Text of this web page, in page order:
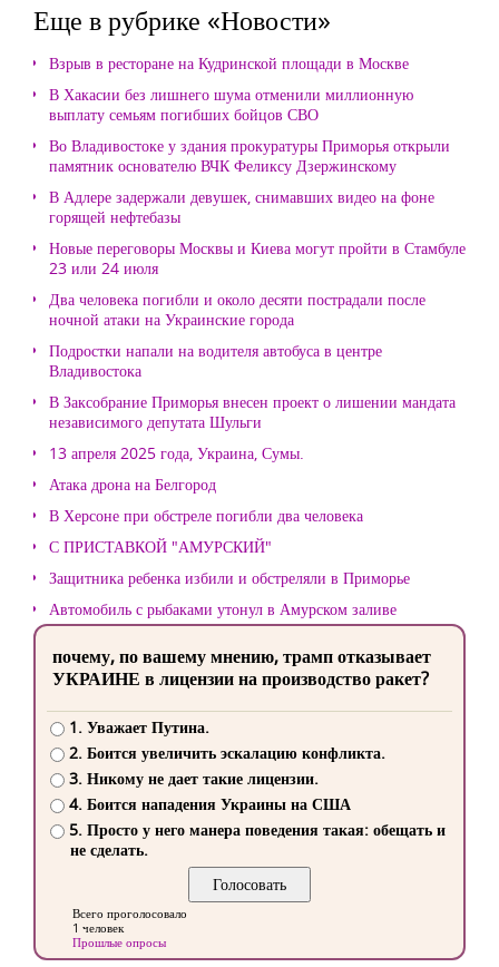
Еще в рубрике «Новости»
Взрыв в ресторане на Кудринской площади в Москве
В Хакасии без лишнего шума отменили миллионную
выплату семьям погибших бойцов СВО
Во Владивостоке у здания прокуратуры Приморья открыли
памятник основателю ВЧК Феликсу Дзержинскому
В Адлере задержали девушек, снимавших видео на фоне
горящей нефтебазы
Новые переговоры Москвы и Киева могут пройти в Стамбуле
23 или 24 июля
Два человека погибли и около десяти пострадали после
ночной атаки на Украинские города
Подростки напали на водителя автобуса в центре
Владивостока
В Заксобрание Приморья внесен проект о лишении мандата
независимого депутата Шульги
13 апреля 2025 года, Украина, Сумы.
Атака дрона на Белгород
В Херсоне при обстреле погибли два человека
С ПРИСТАВКОЙ "АМУРСКИЙ"
Защитника ребенка избили и обстреляли в Приморье
Автомобиль с рыбаками утонул в Амурском заливе
почему, по вашему мнению, трамп отказывает
УКРАИНЕ в лицензии на производство ракет?
1. Уважает Путина.
2. Боится увеличить эскалацию конфликта.
3. Никому не дает такие лицензии.
4. Боится нападения Украины на США
5. Просто у него манера поведения такая: обещать и
не сделать.
Всего проголосовало
1 человек
Прошлые опросы